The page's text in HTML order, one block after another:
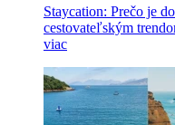
Staycation: Prečo je
cestovateľským
viac